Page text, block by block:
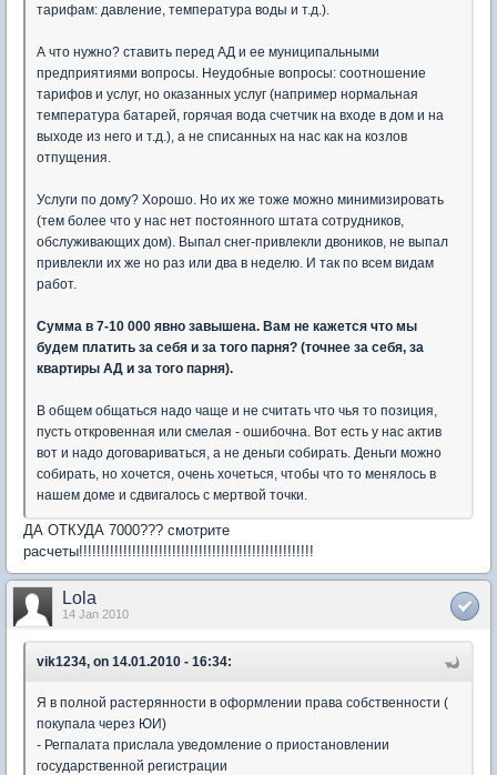
тарифам: давление, температура воды и т.д.).
А что нужно? ставить перед АД и ее муниципальными
предприятиями вопросы. Неудобные вопросы: соотношение
тарифов и услуг, но оказанных услуг (например нормальная
температура батарей, горячая вода счетчик на входе в дом и на
выходе из него и т.д.), а не списанных на нас как на козлов
отпущения.
Услуги по дому? Хорошо. Но их же тоже можно минимизировать
(тем более что у нас нет постоянного штата сотрудников,
обслуживающих дом). Выпал снег-привлекли двоников, не выпал
привлекли их же но раз или два в неделю. И так по всем видам
работ.
Сумма в 7-10 000 явно завышена. Вам не кажется что мы
будем платить за себя и за того парня? (точнее за себя, за
квартиры АД и за того парня).
В общем общаться надо чаще и не считать что чья то позиция,
пусть откровенная или смелая - ошибочна. Вот есть у нас актив
вот и надо договариваться, а не деньги собирать. Деньги можно
собирать, но хочется, очень хочеться, чтобы что то менялось в
нашем доме и сдвигалось с мертвой точки.
ДА ОТКУДА 7000??? смотрите
расчеты!!!!!!!!!!!!!!!!!!!!!!!!!!!!!!!!!!!!!!!!!!!!!!!!!!!!!
Lola
14 Jan 2010
vik1234, on 14.01.2010 - 16:34:
Я в полной растерянности в оформлении права собственности (
покупала через ЮИ)
- Регпалата прислала уведомление о приостановлении
государственной регистрации